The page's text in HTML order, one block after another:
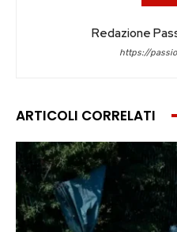
Redazione
https://
ARTICOLI CORRELATI